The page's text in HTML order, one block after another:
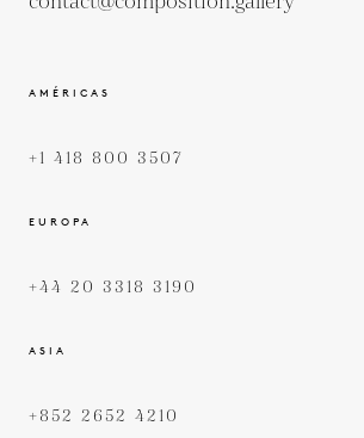
AMÉRICAS
+1 418 800 3507
EUROPA
+44 20 3318 3190
ASIA
+852 2652 4210